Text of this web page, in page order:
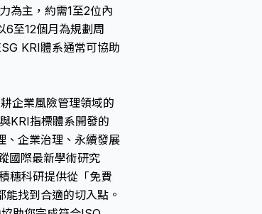
為主，約需1至2位內
至12個月為規劃周
KRI體系通常可協助
企業風險管理領域的
KRI指標體系開發的
、企業治理、永續發展
國際最新學術研究
穗科研提供從「免費
找到合適的切入點。